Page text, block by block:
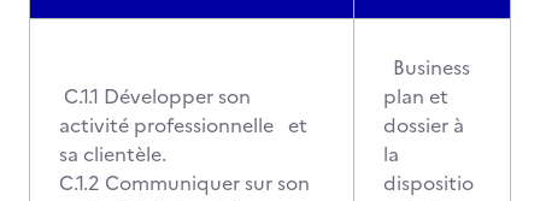
C.1.1 Développer son
activité professionnelle et
sa clientèle.
C.1.2 Communiquer sur son
Business
plan et
dossier à
la
dispositio